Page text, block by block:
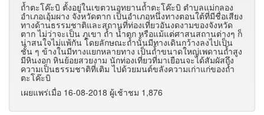
ถ้ำตะโค๊ะบิ ตั้งอยู่ในเขตวนอุทยานถ้ำตะโค๊ะบิ ตำบลแม่กลอง
อำเภอเอุ้มผาง จังหวัดตาก เป็นอำเภอหนึ่งทางตอนใต้ที่มีชื่อเสียง
ทางด้านธรรมชาติและสถานที่ท่องเที่ยวอันงดงามของจังหวัด
ตาก ไม่ว่าจะเป็น ภูเขา ถ้ำ น้ำตก หรือแม้แต่ศาสนสถานต่างๆ ก็
น่าสนใจไม่แพ้กัน โดยลักษณะถ้ำนั้นมีทางเดินกว้างลงไปเป็น
ชั้น ๆ ข้างในมีทางแยกหลายทาง เป็นถ้ำขนาดใหญ่เพดานถ้ำสูง
มีหินงอก หินย้อยสวยงาม นักท่องเที่ยวที่มาเยือนจะได้สัมผัสถึง
ความเป็นธรรมชาติที่เติม ไปด้วยมนต์ขลังความเก่าแก่ของถ้ำ
ตะโค๊ะบิ
เผยแพร่เมื่อ 16-08-2018 ผู้เช้าชม 1,876